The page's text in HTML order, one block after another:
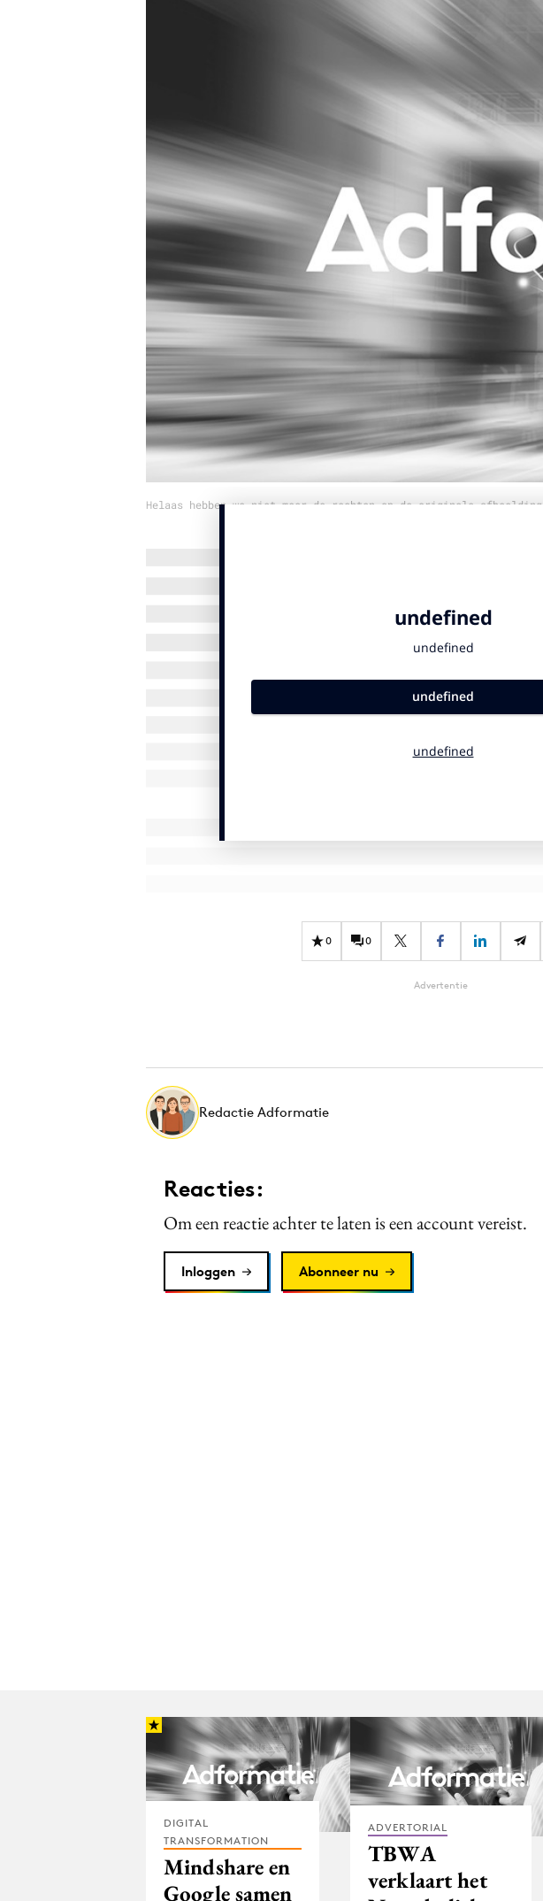
Gedragsverandering
Influencer marketing
Interne communicatie
Helaas hebben we niet meer de rechten op de originele afbeelding
0 0
Advertentie
Redactie Adformatie
Reacties:
Om een reactie achter te laten is een account vereist.
Inloggen Abonneer nu
DIGITAL
TRANSFORMATION
Mindshare en
Google samen
ADVERTORIAL
TBWA
verklaart het